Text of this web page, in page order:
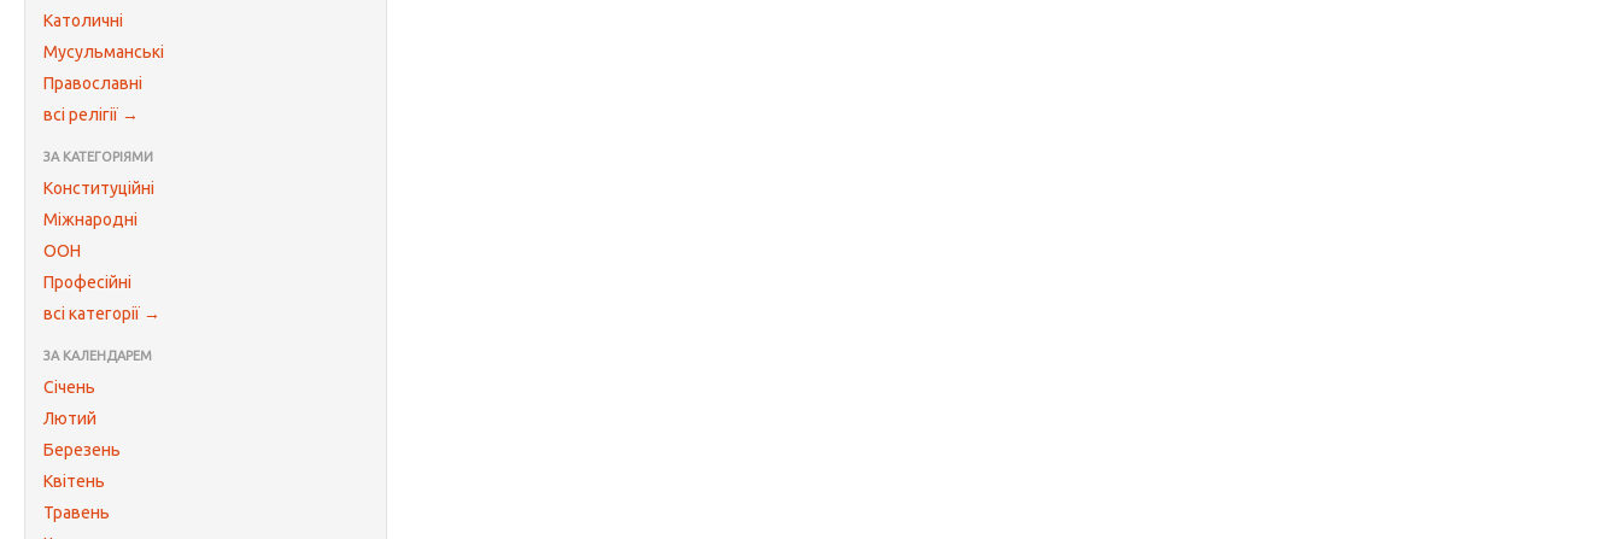
Католичні
Мусульманські
Православні
всі релігії →
ЗА КАТЕГОРІЯМИ
Конституційні
Міжнародні
ООН
Професійні
всі категорії →
ЗА КАЛЕНДАРЕМ
Січень
Лютий
Березень
Квітень
Травень